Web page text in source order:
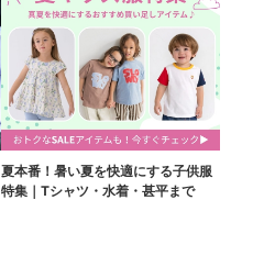
夏本番！暑い夏を快適にする子供服
特集｜Tシャツ・水着・甚平まで